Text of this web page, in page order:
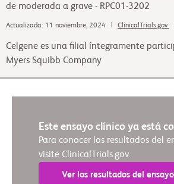
de moderada a grave - RPC01-3202
Actualizada: 11 noviembre, 2024 | ClinicalTrials.gov
Celgene es una filial íntegramente
Myers Squibb Company
Este ensayo clínico ya está
Para conocer los resultados del
visite ClinicalTrials.gov.
Ver los resultados del ensayo